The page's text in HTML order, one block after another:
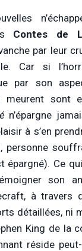
Contes de
par leur
Car si
par son
meurent sont
n’épargne
à s’en
personne
épargné). Ce
son
à travers
détaillées, ni
King de la
réside